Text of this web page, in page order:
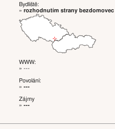
Bydliště:
» rozhodnutím strany bezdomovec
WWW:
» ---
Povolání:
» ---
Zájmy
» ---